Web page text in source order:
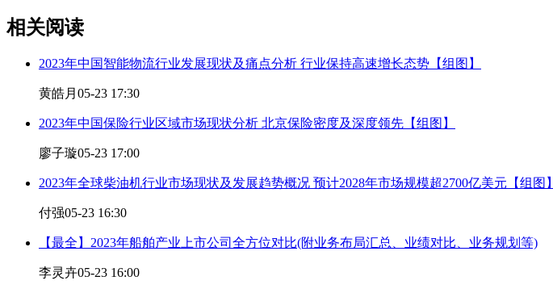
相关阅读
2023年中国智能物流行业发展现状及痛点分析 行业保持高速增长态势【组图】
黄皓月 05-23 17:30
2023年中国保险行业区域市场现状分析 北京保险密度及深度领先【组图】
廖子璇05-23 17:00
2023年全球柴油机行业市场现状及发展趋势概况 预计2028年市场规模超2700亿美元【组图】
付强05-23 16:30
【最全】2023年船舶产业上市公司全方位对比(附业务布局汇总、业绩对比、业务规划等)
李灵卉05-23 16:00